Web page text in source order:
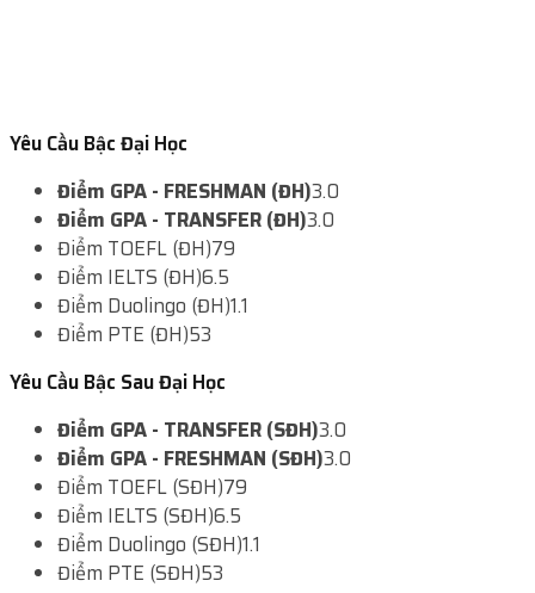
Yêu Cầu Bậc Đại Học
Điểm GPA - FRESHMAN (ĐH)3.0
Điểm GPA - TRANSFER (ĐH)3.0
Điểm TOEFL (ĐH)79
Điểm IELTS (ĐH)6.5
Điểm Duolingo (ĐH)1.1
Điểm PTE (ĐH)53
Yêu Cầu Bậc Sau Đại Học
Điểm GPA - TRANSFER (SĐH)3.0
Điểm GPA - FRESHMAN (SĐH)3.0
Điểm TOEFL (SĐH)79
Điểm IELTS (SĐH)6.5
Điểm Duolingo (SĐH)1.1
Điểm PTE (SĐH)53